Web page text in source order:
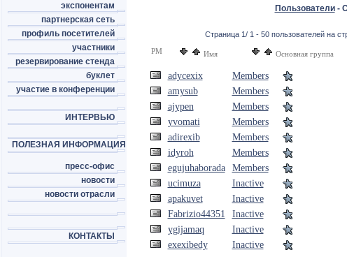
экспонентам
партнерская сеть
профиль посетителей
участники
резервирование стенда
буклет
участие в конференции
ИНТЕРВЬЮ
ПОЛЕЗНАЯ ИНФОРМАЦИЯ
пресс-офис
новости
новости отрасли
КОНТАКТЫ
Пользователи-
Страница 1/ 1 - 50 пользователей на
PM
Имя Основная группа
adycexix Members
amysub
Members
ajypen
Members
yvomati
Members
adirexib
Members
idyroh
Members
egujuhaborada
Members
ucimuza
Inactive
apakuvet
Inactive
Fabrizio44351
Inactive
ygijamaq
Inactive
exexibedy
Inactive